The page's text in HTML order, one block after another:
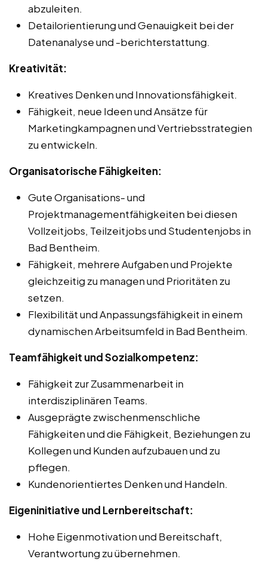
abzuleiten.
Detailorientierung und Genauigkeit bei der
Datenanalyse und -berichterstattung.
Kreativität:
Kreatives Denken und Innovationsfähigkeit.
Fähigkeit, neue Ideen und Ansätze für
Marketingkampagnen und Vertriebsstrategien
zu entwickeln.
Organisatorische Fähigkeiten:
Gute Organisations- und
Projektmanagementfähigkeiten bei diesen
Vollzeitjobs, Teilzeitjobs und Studentenjobs in
Bad Bentheim.
Fähigkeit, mehrere Aufgaben und Projekte
gleichzeitig zu managen und Prioritäten zu
setzen.
Flexibilität und Anpassungsfähigkeit in einem
dynamischen Arbeitsumfeld in Bad Bentheim.
Teamfähigkeit und Sozialkompetenz:
Fähigkeit zur Zusammenarbeit in
interdisziplinären Teams.
Ausgeprägte zwischenmenschliche
Fähigkeiten und die Fähigkeit, Beziehungen zu
Kollegen und Kunden aufzubauen und zu
pflegen.
Kundenorientiertes Denken und Handeln.
Eigeninitiative und Lernbereitschaft:
Hohe Eigenmotivation und Bereitschaft,
Verantwortung zu übernehmen.